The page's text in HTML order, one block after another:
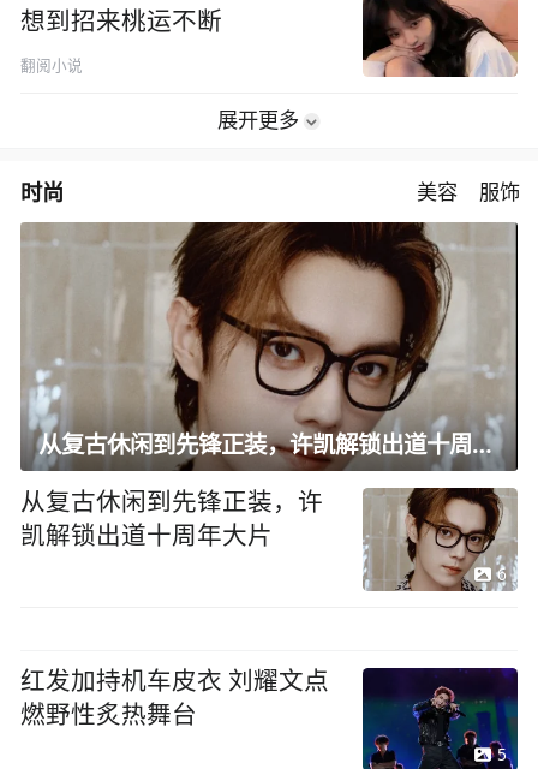
想到招来桃运不断
翻阅小说
展开更多
时尚 美容 服饰
从复古休闲到先锋正装，许凯解锁出道十周年大片
从复古休闲到先锋正装，许
凯解锁出道十周年大片
6
红发加持机车皮衣 刘耀文点
燃野性炙热舞台
5